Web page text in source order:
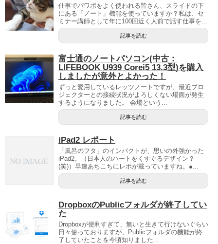
仕事でパワポをよく使われる皆さん、スライドの下
にある「ノート」機能を使っていますか？私は、セ
ミナー講師として年に100回近く人前で話す仕事を...
記事を読む
富士通のノートパソコン(中古：
LIFEBOOK U939 Corei5 13.3型)を購入
しましたが意外とよかった！
ずっと愛用しているレッツノートですが、最近プロ
ジェクターとの接続状況がよろしくない場面が発生
するようになりました。 会場という...
記事を読む
iPad2 レポート
「風呂のフタ」のインパクトが、思いの外強かった
iPad2。（日本人のハートをくすぐるデザイン？
(笑)）早速あちこちにレポが載っていますね。●...
記事を読む
DropboxのPublicフォルダが終了してい
た
Dropboxが便利すぎて、無いと生きて行けないぐらい
日々使っておりますが、Publicフォルダの機能が終
了していたことを今頃知りました...